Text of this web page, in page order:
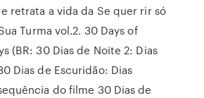
retrata a vida da Se quer rir só
Turma vol.2. 30 Days of
(BR: 30 Dias de Noite 2: Dias
Dias de Escuridão: Dias
do filme 30 Dias de